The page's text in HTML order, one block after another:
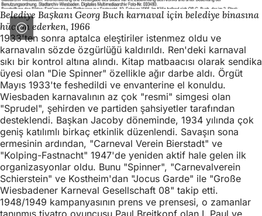
Belediye Başkanı Georg Buch karnaval için belediye binasına
hücum ederken, 1966
1933'ten sonra aptalca eleştiriler istenmez oldu ve
karnavalın sözde özgürlüğü kaldırıldı. Ren'deki karnaval
sıkı bir kontrol altına alındı. Kitap matbaacısı olarak sendika
üyesi olan "Die Spinner" özellikle ağır darbe aldı. Örgüt
Mayıs 1933'te feshedildi ve envanterine el konuldu.
Wiesbaden karnavalının az çok "resmi" simgesi olan
"Sprudel", şehirden ve partiden şahsiyetler tarafından
desteklendi. Başkan Jacoby döneminde, 1934 yılında çok
geniş katılımlı birkaç etkinlik düzenlendi. Savaşın sona
ermesinin ardından, "Carneval Verein Bierstadt" ve
"Kolping-Fastnacht" 1947'de yeniden aktif hale gelen ilk
organizasyonlar oldu. Bunu "Spinner", "Carnevalverein
Schierstein" ve Kostheim'dan "Jocus Garde" ile "Große
Wiesbadener Karneval Gesellschaft 08" takip etti.
1948/1949 kampanyasının prens ve prensesi, o zamanlar
tanınmış tiyatro oyuncusu Paul Breitkopf olan I. Paul ve